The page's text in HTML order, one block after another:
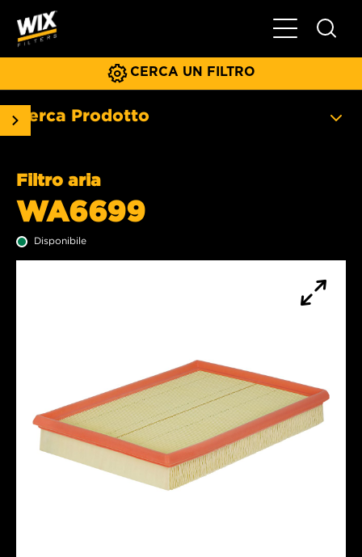
Menu
CERCA UN FILTRO
Cerca Prodotto
Filtro aria
WA6699
Disponibile